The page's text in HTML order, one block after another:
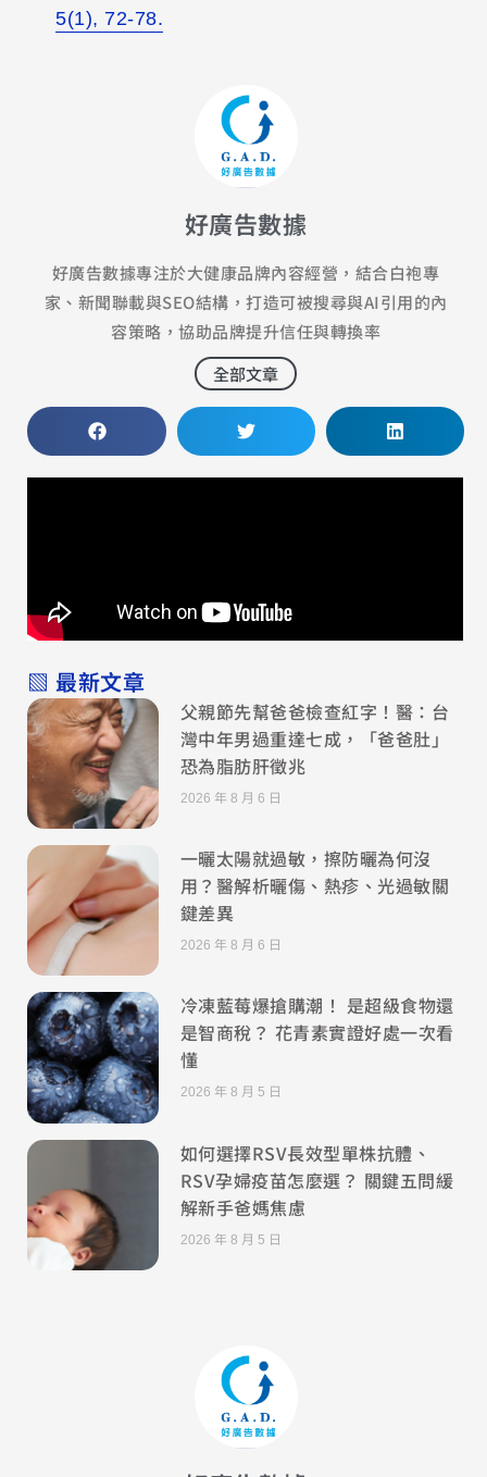
5(1), 72-78.
好廣告數據
好廣告數據專注於大健康品牌內容經營，結合白袍專
家、新聞聯載與SEO結構，打造可被搜尋與AI引用的內
容策略，協助品牌提升信任與轉換率
全部文章
▧ 最新文章
父親節先幫爸爸檢查紅字！醫：台
灣中年男過重達七成，「爸爸肚」
恐為脂肪肝徵兆
2026 年 8 月 6 日
一曬太陽就過敏，擦防曬為何沒
用？醫解析曬傷、熱疹、光過敏關
鍵差異
2026 年 8 月 6 日
冷凍藍莓爆搶購潮！ 是超級食物還
是智商稅？ 花青素實證好處一次看
懂
2026 年 8 月 5 日
如何選擇RSV長效型單株抗體、
RSV孕婦疫苗怎麼選？ 關鍵五問緩
解新手爸媽焦慮
2026 年 8 月 5 日